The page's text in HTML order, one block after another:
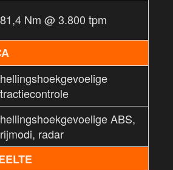
81,4 Nm @ 3.800 tpm
hellingshoekgevoelige
tractiecontrole
hellingshoekgevoelige ABS,
rijmodi, radar